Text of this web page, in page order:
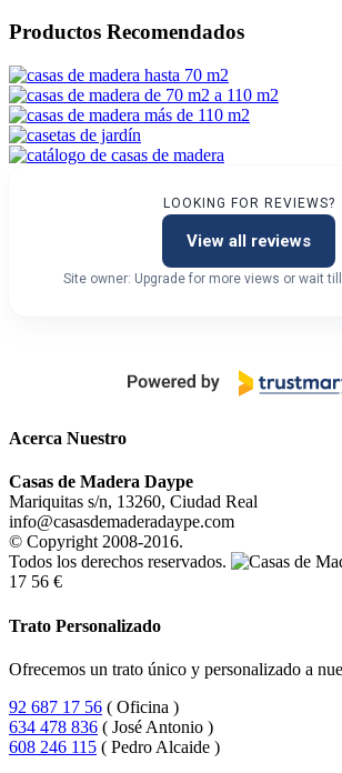
Productos Recomendados
LOOKING FOR REVIEWS?
View all reviews
Site owner: Upgrade for more views or wait
Acerca Nuestro
Casas de Madera Daype
Mariquitas s/n, 13260, Ciudad Real
info@casasdemaderadaype.com
© Copyright 2008-2016.
Todos los derechos reservados.
17 56 €
Trato Personalizado
Ofrecemos un trato único y personalizado a
92 687 17 56 ( Oficina )
634 478 836 ( José Antonio )
608 246 115 ( Pedro Alcaide )